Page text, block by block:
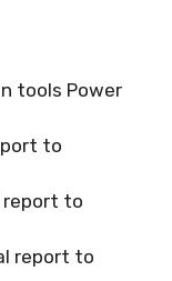
tools Power
to
report to
report to